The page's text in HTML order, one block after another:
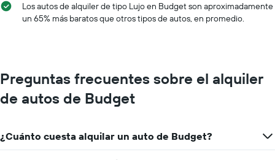
Los autos de alquiler de tipo Lujo en Budget son aproximadamente
un 65% más baratos que otros tipos de autos, en promedio.
Preguntas frecuentes sobre el alquiler
de autos de Budget
¿Cuánto cuesta alquilar un auto de Budget?